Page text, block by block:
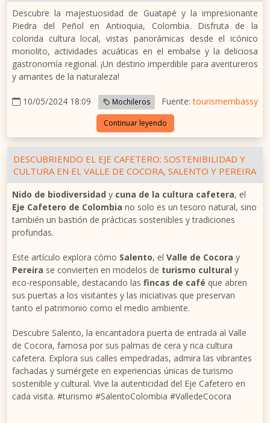
Descubre la majestuosidad de Guatapé y la impresionante
Piedra del Peñol en Antioquia, Colombia. Disfruta de la
colorida cultura local, vistas panorámicas desde el icónico
monolito, actividades acuáticas en el embalse y la deliciosa
gastronomía regional. ¡Un destino imperdible para aventureros
y amantes de la naturaleza!
10/05/2024 18:09 Mochileros Fuente:tourismembassy
Continuar leyendo
DESCUBRIENDO EL EJE CAFETERO: SOSTENIBILIDAD Y
CULTURA EN EL VALLE DE COCORA, SALENTO Y PEREIRA
Nido de biodiversidad y cuna de la cultura cafetera, el
Eje Cafetero de Colombia no solo es un tesoro natural, sino
también un bastión de prácticas sostenibles y tradiciones
profundas.
Este artículo explora cómo Salento, el Valle de Cocora y
Pereira se convierten en modelos de turismo cultural y
eco-responsable, destacando las fincas de café que abren
sus puertas a los visitantes y las iniciativas que preservan
tanto el patrimonio como el medio ambiente.
Descubre Salento, la encantadora puerta de entrada al Valle
de Cocora, famosa por sus palmas de cera y rica cultura
cafetera. Explora sus calles empedradas, admira las vibrantes
fachadas y sumérgete en experiencias únicas de turismo
sostenible y cultural. Vive la autenticidad del Eje Cafetero en
cada visita. #turismo #SalentoColombia #ValledeCocora